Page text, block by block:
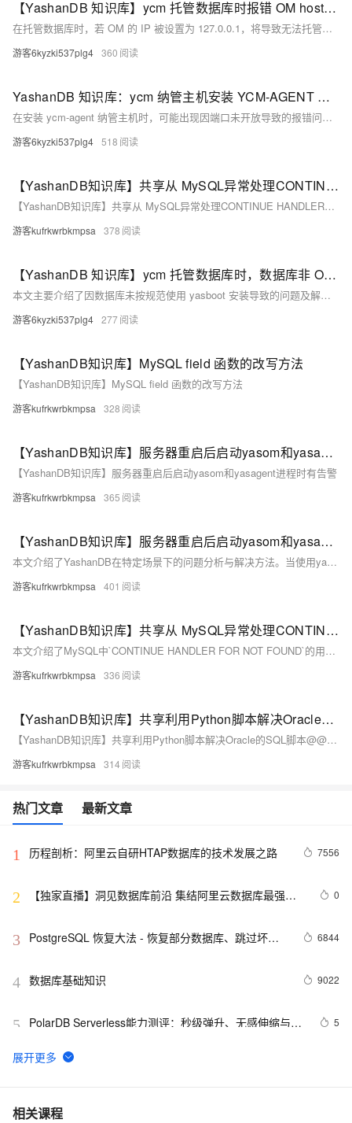
【YashanDB 知识库】ycm 托管数据库时报错 OM host ip：127.0.0.1 is not support join to YCM
在托管数据库时，若 OM 的 IP 被设置为 127.0.0.1，将导致无法托管至 YCM，并使数据库失去监控。此问题源于安装时修改了 OM 的监听 IP。解决方法包括：将 OM 的 IP 修改为本机实际 IP 或 0.0.0.0，同时更新 env 文件及 yasom 后台数据库中的相关配置。经验总结指出，应避免非必要的后台 IP 修改，且数据库安装需遵循规范，不使用仅限本机访问的 IP（如 127.0.0.1）。
游客6kyzki537plg4 360
YashanDB 知识库：ycm 纳管主机安装 YCM-AGENT 时报错 “任务提交失败，无法连接主机”
在安装 ycm-agent 纳管主机时，可能出现因端口未开放导致的报错问题。此问题会阻止 YCM 对主机和数据库的监控功能，影响版本为 `yashandb-cloud-manager-23.2.1.100-linux-aarch64.tar`。原因是目标主机（如 10.149.223.121）未开放 9070 或 9071 端口。解决方法包括关闭防火墙、添加白名单或开放指定端口，需与管理员确认操作。处理过程涉及网络检查、端口测试等步骤。端口问题解决后，若再次安装报唯一键错误，需先移除失败主机再重试。
游客6kyzki537plg4 518
【YashanDB知识库】共享从 MySQL异常处理CONTINUE HANDLER的改写方法
【YashanDB知识库】共享从 MySQL异常处理CONTINUE HANDLER的改写方法
游客kufrkwrbkmpsa 378
【YashanDB 知识库】ycm 托管数据库时，数据库非 OM 安装无法托管
本文主要介绍了因数据库未按规范使用 yasboot 安装导致的问题及解决方法。问题表现为无 yasom 和 yasagent 进程，且目录结构缺失，致使 ycm 无法托管与监控。分析发现可能是数据库版本旧或安装不规范引起。解决方法为先生成配置文件，安装 yasom 和 yasagent，再生成并修改托管配置模板，最终通过命令完成托管至 yasom 和 ycm。总结强调了按规范安装数据库的重要性以避免类似问题。
游客6kyzki537plg4 277
【YashanDB知识库】MySQL field 函数的改写方法
【YashanDB知识库】MySQL field 函数的改写方法
游客kufrkwrbkmpsa 328
【YashanDB知识库】服务器重启后启动yasom和yasagent进程时有告警
【YashanDB知识库】服务器重启后启动yasom和yasagent进程时有告警
游客kufrkwrbkmpsa 365
【YashanDB知识库】服务器重启后启动yasom和yasagent进程时有告警
本文介绍了YashanDB在特定场景下的问题分析与解决方法。当使用yasboot重启数据库后，yasom和yasagent进程虽启动成功但出现告警，原因是缺少libnsl.so.1库文件或环境变量配置错误。解决步骤包括：检查系统中是否存在该库文件，若不存在则根据操作系统类型安装（有外网时通过yum或apt，无外网时创建符号链接），若存在则调整环境变量配置，并重新启动相关进程验证问题是否解决。
游客kufrkwrbkmpsa 401
【YashanDB知识库】共享从 MySQL异常处理CONTINUE HANDLER的改写方法
本文介绍了MySQL中`CONTINUE HANDLER FOR NOT FOUND`的用法及其在YashanDB中的改写方法。通过一个示例存储过程，展示了如何使用游标和异常处理机制来应对“未找到数据”的情况。在MySQL中，`CONTINUE HANDLER`用于捕获此类异常；而在YashanDB中，则需改用游标的`%NOTFOUND`属性和`NO_DATA_FOUND`异常处理。文章对比了两者的执行效果，帮助用户顺利完成从MySQL到YashanDB的业务迁移。
游客kufrkwrbkmpsa 336
【YashanDB知识库】共享利用Python脚本解决Oracle的SQL脚本@@用法
【YashanDB知识库】共享利用Python脚本解决Oracle的SQL脚本@@用法
游客kufrkwrbkmpsa 314
热门文章 最新文章
1 历程剖析：阿里云自研HTAP数据库的技术发展之路 7556
2
【独家直播】洞见数据库前沿 集结阿里云数据库最强阵
0
3
PostgreSQL 恢复大法 - 恢复部分数据库、跳过坏
6844
4 数据库基础知识 9022
5
PolarDB Serverless能力测评：秒级弹升、无感伸缩与强
5
6 SQLite数据库的备份
7 如何在 Oracle 中创建可插入数据库（PDB）？
相关课程